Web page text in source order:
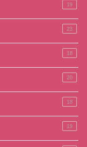
19
23
18
20
18
19